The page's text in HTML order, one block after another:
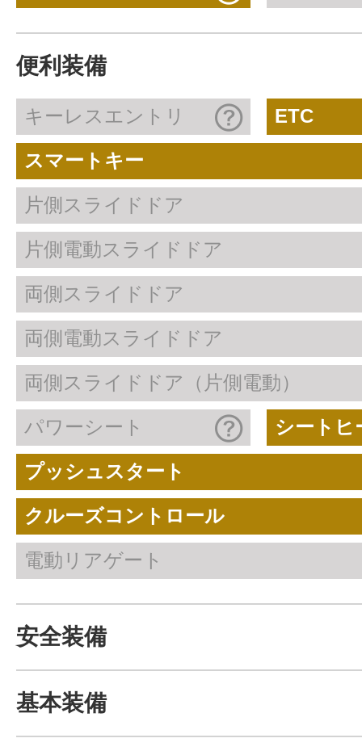
便利装備
キーレスエントリ ETC
スマートキー
片側スライドドア
片側電動スライドドア
両側スライドドア
両側電動スライドドア
両側スライドドア（片側電動）
パワーシート シートヒ
プッシュスタート
クルーズコントロール
電動リアゲート
安全装備
基本装備